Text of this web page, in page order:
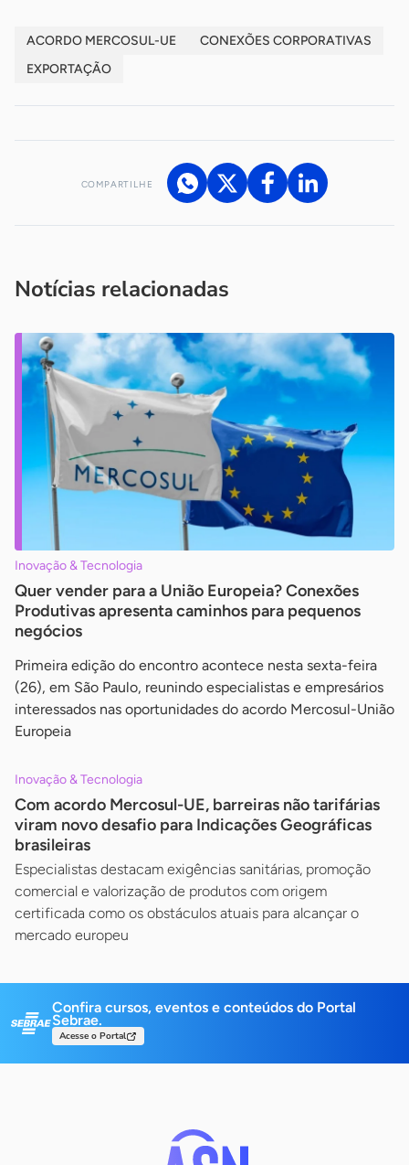
ACORDO MERCOSUL-UE
CONEXÕES CORPORATIVAS
EXPORTAÇÃO
COMPARTILHE
Notícias relacionadas
Inovação & Tecnologia
Quer vender para a União Europeia? Conexões
Produtivas apresenta caminhos para pequenos
negócios
Primeira edição do encontro acontece nesta sexta-feira
(26), em São Paulo, reunindo especialistas e empresários
interessados nas oportunidades do acordo Mercosul-União
Europeia
Inovação & Tecnologia
Com acordo Mercosul-UE, barreiras não tarifárias
viram novo desafio para Indicações Geográficas
brasileiras
Especialistas destacam exigências sanitárias, promoção
comercial e valorização de produtos com origem
certificada como os obstáculos atuais para alcançar o
mercado europeu
Confira cursos, eventos e conteúdos do Portal
Sebrae.
Acesse o Portal